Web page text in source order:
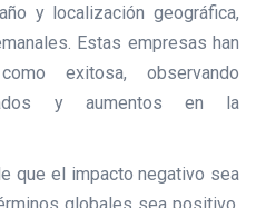
y localización geográfica,
Estas empresas han
exitosa, observando
y aumentos en la
que el impacto negativo sea
globales sea positivo,